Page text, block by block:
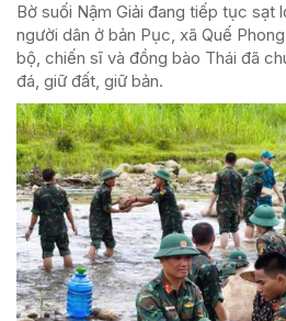
Bờ suối Nậm Giải đang tiếp tục sạt
người dân ở bản Pục, xã Quế
bộ, chiến sĩ và đồng bào Thái đã
đá, giữ đất, giữ bản.